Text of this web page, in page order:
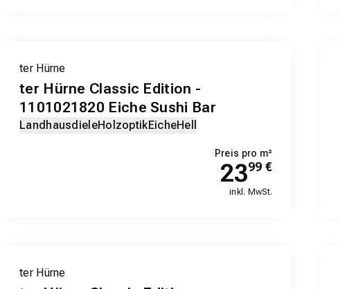
ter Hürne
ter Hürne Classic Edition -
1101021820 Eiche Sushi Bar
LandhausdieleHolzoptikEicheHell
Preis pro m²
2399 €
inkl. MwSt.
ter Hürne